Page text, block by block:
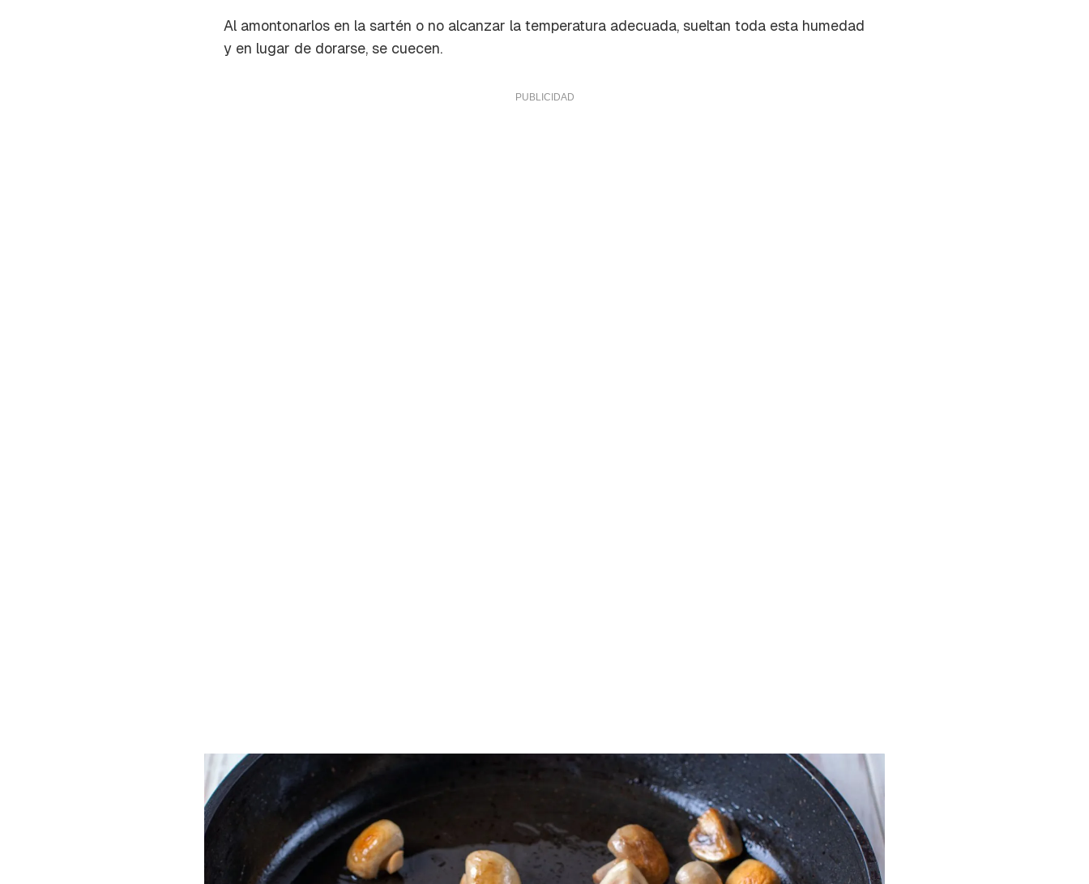
Al amontonarlos en la sartén o no alcanzar la temperatura adecuada, sueltan toda esta humedad
y en lugar de dorarse, se cuecen.